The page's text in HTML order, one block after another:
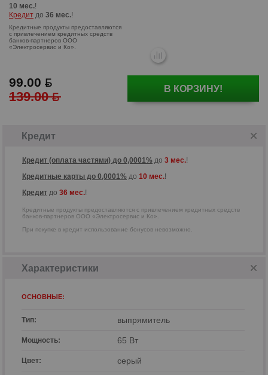
10 мес.!
Кредит до 36 мес.!
банков-партнеров ООО
«Электросервис и Ко».
99.00
139.00
В КОРЗИНУ!
Кредит
Кредит (оплата частями) до 0,0001% до 3 мес.!
Кредитные карты до 0,0001% до 10 мес.!
Кредит до 36 мес.!
Кредитные продукты предоставляются с привлечением кредитных средств
банков-партнеров ООО «Электросервис и Ко».
При покупке в кредит использование бонусов невозможно.
Характеристики
ОСНОВНЫЕ:
Тип: выпрямитель
Мощность: 65 Вт
Цвет: серый